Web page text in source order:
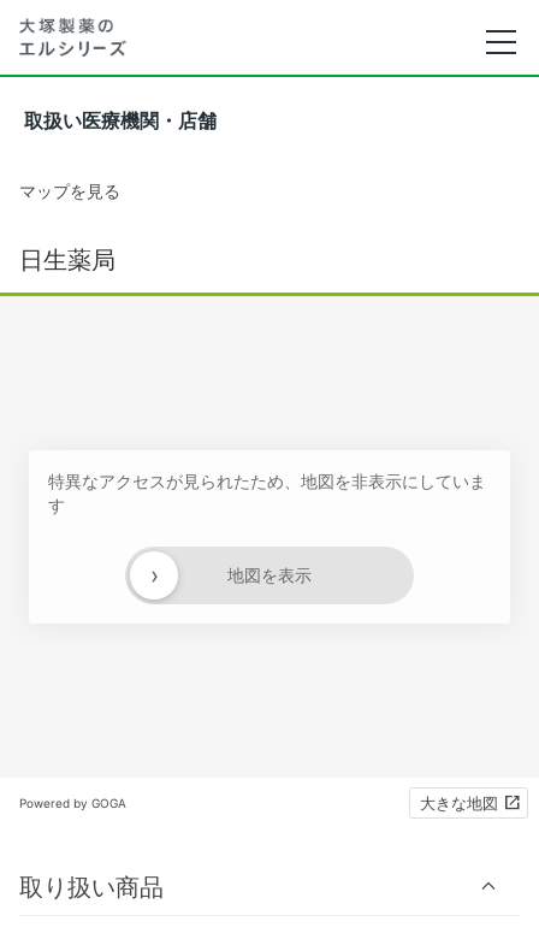
取扱い医療機関・店舗
マップを見る
日生薬局
特異なアクセスが見られたため、地図を非表示にしていま
す
地図を表示
›
Powered by GOGA 大きな地図
取り扱い商品